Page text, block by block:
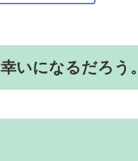
いになるだろう。